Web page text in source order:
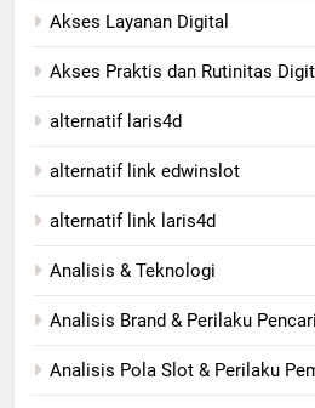
Akses Layanan Digital
Akses Praktis dan Rutinitas
alternatif laris4d
alternatif link edwinslot
alternatif link laris4d
Analisis & Teknologi
Analisis Brand & Perilaku
Analisis Pola Slot & Perilaku